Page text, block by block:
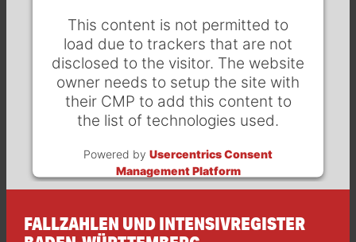
This content is not permitted to
load due to trackers that are not
disclosed to the visitor. The website
owner needs to setup the site with
their CMP to add this content to
the list of technologies used.
Powered by Usercentrics Consent
Management Platform
FALLZAHLEN UND INTENSIVREGISTER